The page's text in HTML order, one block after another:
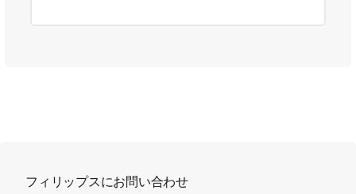
フィリップスにお問い合わせ